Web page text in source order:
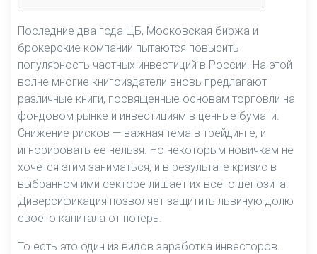
Последние два года ЦБ, Московская биржа и
брокерские компании пытаются повысить
популярность частных инвестиций в России. На этой
волне многие книгоиздатели вновь предлагают
различные книги, посвященные основам торговли на
фондовом рынке и инвестициям в ценные бумаги.
Снижение рисков — важная тема в трейдинге, и
игнорировать ее нельзя. Но некоторым новичкам не
хочется этим заниматься, и в результате кризис в
выбранном ими секторе лишает их всего депозита.
Диверсификация позволяет защитить львиную долю
своего капитала от потерь.
То есть это один из видов заработка инвесторов.